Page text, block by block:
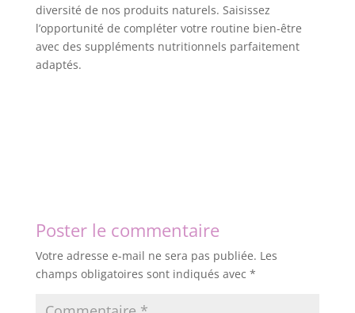
diversité de nos produits naturels. Saisissez
l’opportunité de compléter votre routine bien-être
avec des suppléments nutritionnels parfaitement
adaptés.
Poster le commentaire
Votre adresse e-mail ne sera pas publiée. Les
champs obligatoires sont indiqués avec *